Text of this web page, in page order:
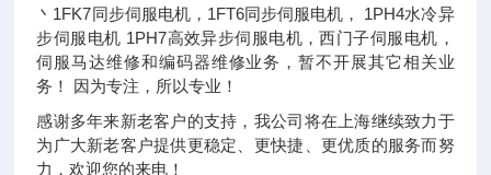
丶1FK7同步伺服电机，1FT6同步伺服电机， 1PH4水冷异
步伺服电机 1PH7高效异步伺服电机，西门子伺服电机，
伺服马达维修和编码器维修业务，暂不开展其它相关业
务！ 因为专注，所以专业！
感谢多年来新老客户的支持，我公司将在上海继续致力于
为广大新老客户提供更稳定、更快捷、更优质的服务而努
力，欢迎您的来电！